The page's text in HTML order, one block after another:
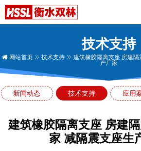
技术支持
网站首页 技术支持
建筑橡胶隔离支座 房建
产厂家
新闻动态 技术支持 应用
建筑橡胶隔离支座 房建
家 减隔震支座生